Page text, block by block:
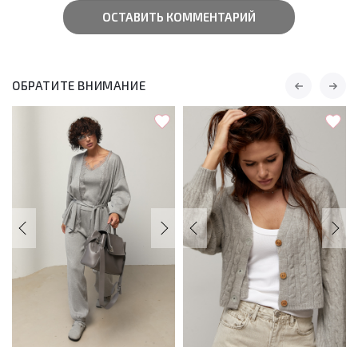
ОСТАВИТЬ КОММЕНТАРИЙ
ОБРАТИТЕ ВНИМАНИЕ